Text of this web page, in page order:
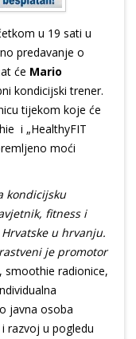
u 19 sati u
predavanje o
će Mario
kondicijski trener.
tijekom koje će
i „HealthyFIT
moći
kondicijsku
fitness i
u hrvanju.
je promotor
smoothie radionice,
javna osoba
razvoj u pogledu